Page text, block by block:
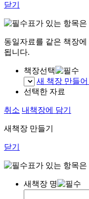
닫기
표가 있는 항목
동일자료를 같은 책장
됩니다.
책장선택
새 책장 만들어
선택한 자료
취소 내책장에 담기
새책장 만들기
닫기
표가 있는 항목
새책장 명